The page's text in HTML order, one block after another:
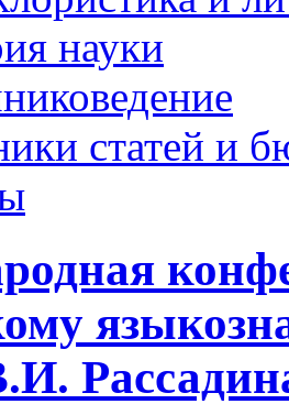
науки
статей и